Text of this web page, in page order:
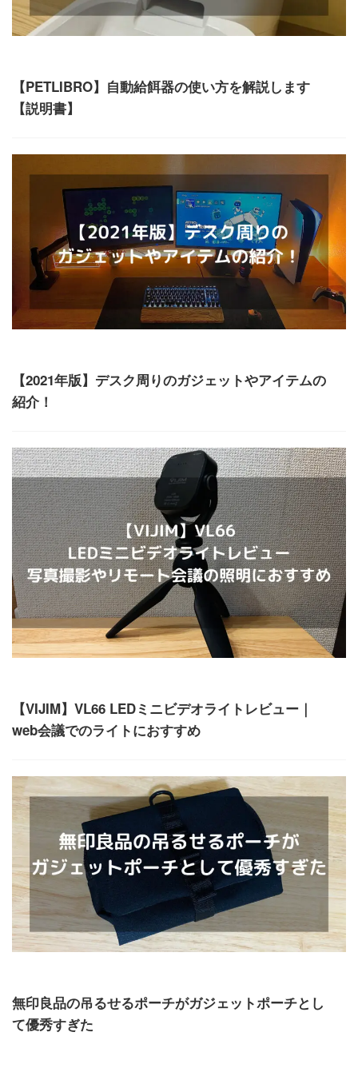
【PETLIBRO】自動給餌器の使い方を解説します
【説明書】
【2021年版】デスク周りのガジェットやアイテムの
紹介！
【VIJIM】VL66 LEDミニビデオライトレビュー｜
web会議でのライトにおすすめ
無印良品の吊るせるポーチがガジェットポーチとし
て優秀すぎた